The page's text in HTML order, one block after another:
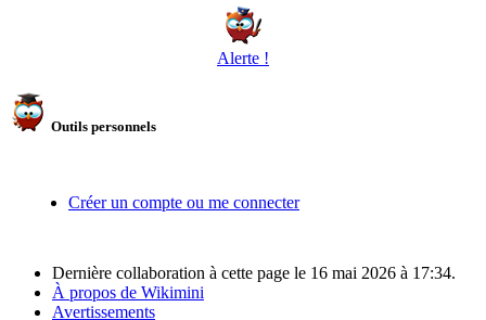
Alerte !
Outils personnels
Créer un compte ou me connecter
Dernière collaboration à cette page le 16 mai 2026 à 17:34.
À propos de Wikimini
Avertissements